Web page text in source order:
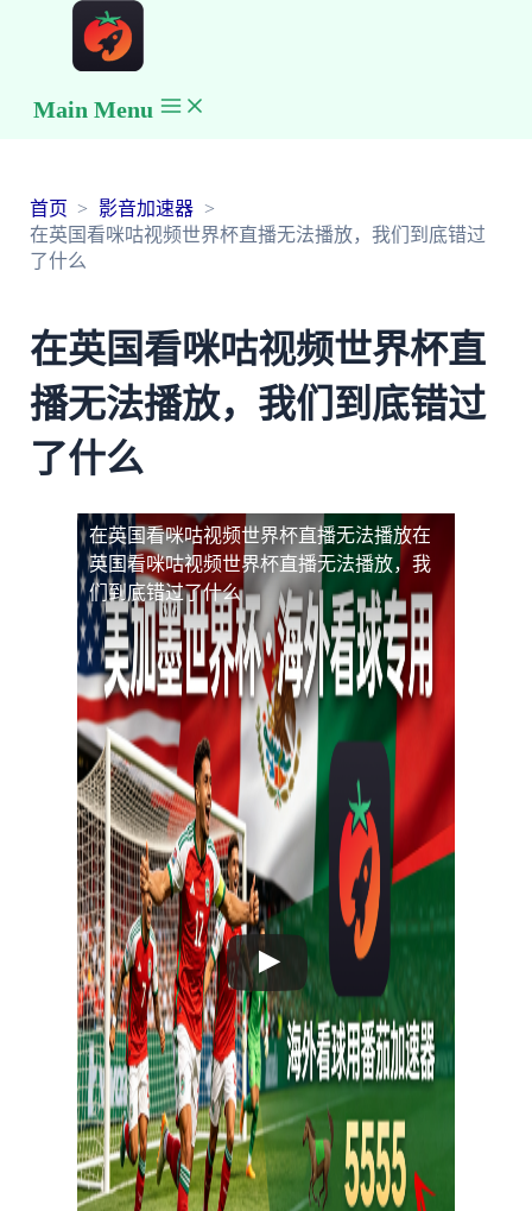
Main Menu
首页
影音加速器
在英国看咪咕视频世界杯直播无法播放，我们到底错过
了什么
在英国看咪咕视频世界杯直
播无法播放，我们到底错过
了什么
在英国看咪咕视频世界杯直播无法播放在
英国看咪咕视频世界杯直播无法播放，我
们到底错过了什么